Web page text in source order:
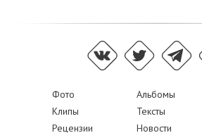
Фото Альбомы
Клипы
Тексты
Рецензии
Новости